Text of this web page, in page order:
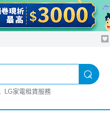
LG家電租賃服務